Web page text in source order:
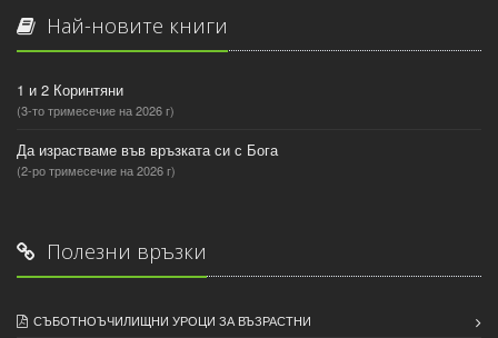
Най-новите книги
1 и 2 Коринтяни
(3-то тримесечие на 2026 г)
Да израстваме във връзката си с Бога
(2-ро тримесечие на 2026 г)
Полезни връзки
СЪБОТНОЪЧИЛИЩНИ УРОЦИ ЗА ВЪЗРАСТНИ